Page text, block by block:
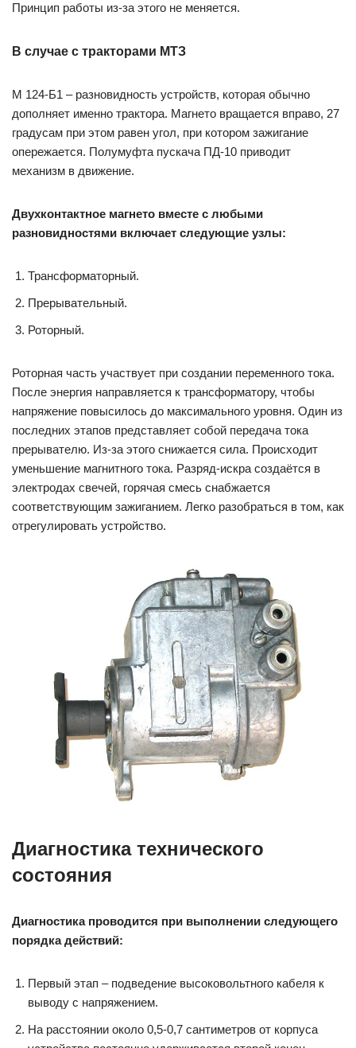
Принцип работы из-за этого не меняется.
В случае с тракторами МТЗ
М 124-Б1 – разновидность устройств, которая обычно
дополняет именно трактора. Магнето вращается вправо, 27
градусам при этом равен угол, при котором зажигание
опережается. Полумуфта пускача ПД-10 приводит
механизм в движение.
Двухконтактное магнето вместе с любыми
разновидностями включает следующие узлы:
Трансформаторный.
Прерывательный.
Роторный.
Роторная часть участвует при создании переменного тока.
После энергия направляется к трансформатору, чтобы
напряжение повысилось до максимального уровня. Один из
последних этапов представляет собой передача тока
прерывателю. Из-за этого снижается сила. Происходит
уменьшение магнитного тока. Разряд-искра создаётся в
электродах свечей, горячая смесь снабжается
соответствующим зажиганием. Легко разобраться в том, как
отрегулировать устройство.
Диагностика технического
состояния
Диагностика проводится при выполнении следующего
порядка действий:
Первый этап – подведение высоковольтного кабеля к
выводу с напряжением.
На расстоянии около 0,5-0,7 сантиметров от корпуса